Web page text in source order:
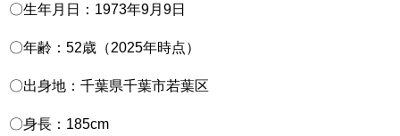
〇生年月日：1973年9月9日
〇年齢：52歳（2025年時点）
〇出身地：千葉県千葉市若葉区
〇身長：185cm